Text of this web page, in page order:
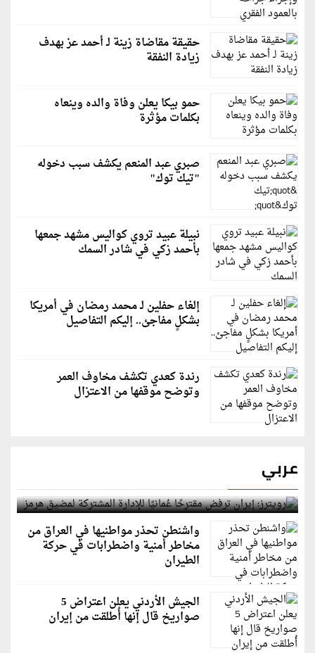
حقيقة مقاضاة زينة لـ أحمد عز بهدف
زيادة النفقة
حمو بيكا يعلن وفاة والده وينعاه
بكلمات مؤثرة
صبري عبد المنعم يكشف سبب دخوله
"تيك توك"
نبيلة عبيد تروي كواليس مشهد جمعها
بأحمد زكي في شادر السمك
إلغاء حفلين لـ محمد رمضان في أمريكا
بشكلٍ مفاجئ.. إليكم التفاصيل
رندة كعدي تكشف مخاوف العمر
وتوضح موقفها من الاعتزال
عربي
رويترز: إيران ترفض مقترحًا عُمانيًا للإدارة المشتركة
لمضيق هرمز
واشنطن تحذر مواطنيها في العراق من
مخاطر أمنية واضطرابات في حركة
الطيران
الجيش الأردني يعلن اعتراض 5
صواريخ قال إنها أُطلقت من إيران